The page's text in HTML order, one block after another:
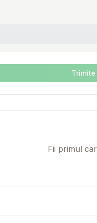
Fii primul